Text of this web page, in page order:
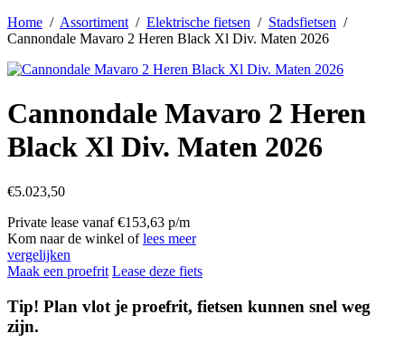
Home / Assortiment / Elektrische fietsen / Stadsfietsen /
Cannondale Mavaro 2 Heren Black Xl Div. Maten 2026
Cannondale Mavaro 2 Heren
Black Xl Div. Maten 2026
€5.023,50
Private lease vanaf €153,63 p/m
Kom naar de winkel oflees meer
vergelijken
Maak een proefrit Lease deze fiets
Tip! Plan vlot je proefrit, fietsen kunnen snel weg
zijn.